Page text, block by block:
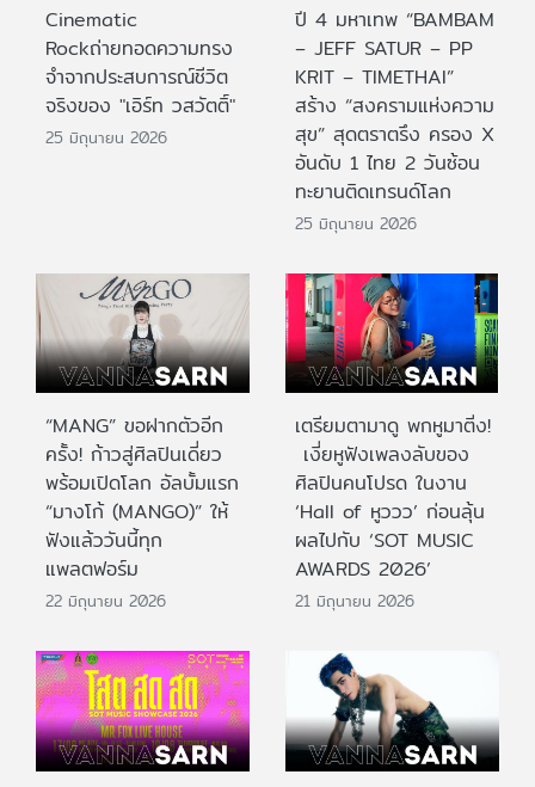
Cinematic
Rockถ่ายทอดความทรง
จำจากประสบการณ์ชีวิต
จริงของ "เอิร์ท วสวัตติ์"
25 มิถุนายน 2026
ปี 4 มหาเทพ “BAMBAM
– JEFF SATUR – PP
KRIT – TIMETHAI”
สร้าง “สงครามแห่งความ
สุข” สุดตราตรึง ครอง X
อันดับ 1 ไทย 2 วันซ้อน
ทะยานติดเทรนด์โลก
25 มิถุนายน 2026
“MANG” ขอฝากตัวอีก
ครั้ง! ก้าวสู่ศิลปินเดี่ยว
พร้อมเปิดโลก อัลบั้มแรก
“มางโก้ (MANGO)” ให้
ฟังแล้ววันนี้ทุก
แพลตฟอร์ม
22 มิถุนายน 2026
เตรียมตามาดู พกหูมาติ่ง!
เงี่ยหูฟังเพลงลับของ
ศิลปินคนโปรด ในงาน
‘Hall of หูววว’ ก่อนลุ้น
ผลไปกับ ‘SOT MUSIC
AWARDS 2026’
21 มิถุนายน 2026